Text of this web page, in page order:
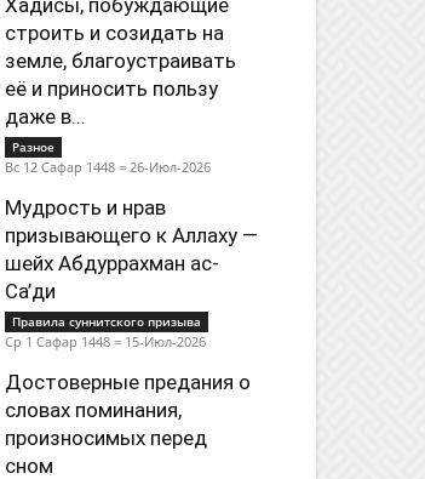
Хадисы, побуждающие
строить и созидать на
земле, благоустраивать
её и приносить пользу
даже в...
Разное
Вс 12 Сафар 1448 = 26-Июл-2026
Мудрость и нрав
призывающего к Аллаху —
шейх Абдуррахман ас-
Са’ди
Правила суннитского призыва
Ср 1 Сафар 1448 = 15-Июл-2026
Достоверные предания о
словах поминания,
произносимых перед
сном